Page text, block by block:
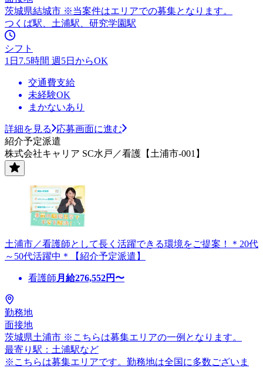
茨城県結城市 ※当案件はエリアでの募集となります。
つくば駅、土浦駅、研究学園駅
シフト
1日7.5時間 週5日からOK
交通費支給
未経験OK
まかないあり
詳細を見る
応募画面に進む
紹介予定派遣
株式会社キャリア SC水戸／看護【土浦市-001】
土浦市／看護師として長く活躍できる環境をご提案！＊20代
～50代活躍中＊【紹介予定派遣】
看護師 月給276,552円〜
勤務地
面接地
茨城県土浦市 ※こちらは募集エリアの一例となります。
最寄り駅：土浦駅など
※こちらは募集エリアです。勤務地は全国に多数ございま